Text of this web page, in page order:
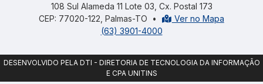
108 Sul Alameda 11 Lote 03, Cx. Postal 173
CEP: 77020-122, Palmas-TO
•
Ver no Mapa
(63) 3901-4000
DESENVOLVIDO PELA DTI - DIRETORIA DE TECNOLOGIA DA INFORMAÇÃO
E CPA UNITINS